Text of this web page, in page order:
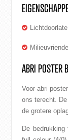
ABRI POSTER
Voor abri
ons terecht.
de grotere
De